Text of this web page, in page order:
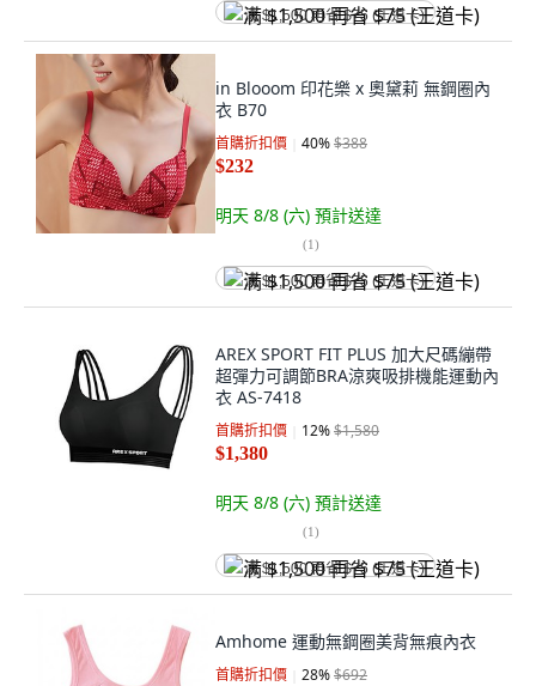
满 $1,500 再省 $75 (王道卡)
in Blooom 印花樂 x 奧黛莉 無鋼圈內
衣 B70
首購折扣價 40%$388
$232
明天 8/8 (六) 預計送達
(1)
满 $1,500 再省 $75 (王道卡)
AREX SPORT FIT PLUS 加大尺碼繃帶
超彈力可調節BRA涼爽吸排機能運動內
衣 AS-7418
首購折扣價 12%$1,580
$1,380
明天 8/8 (六) 預計送達
(1)
满 $1,500 再省 $75 (王道卡)
Amhome 運動無鋼圈美背無痕內衣
首購折扣價 28%$692